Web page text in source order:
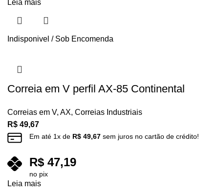
Leia mais
Indisponivel / Sob Encomenda
Correia em V perfil AX-85 Continental
Correias em V, AX, Correias Industriais
R$ 49,67
Em até 1x de R$ 49,67 sem juros no cartão de crédito!
R$ 47,19
no pix
Leia mais